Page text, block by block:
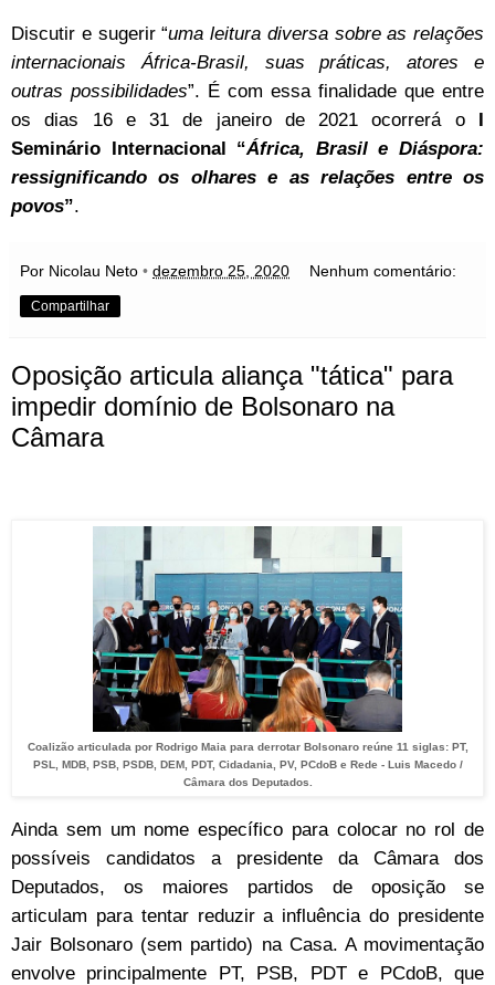
Discutir e sugerir “uma leitura diversa sobre as relações
internacionais África-Brasil, suas práticas, atores e
outras possibilidades”. É com essa finalidade que entre
os dias 16 e 31 de janeiro de 2021 ocorrerá o I
Seminário Internacional “África, Brasil e Diáspora:
ressignificando os olhares e as relações entre os
povos”.
Por Nicolau Neto • dezembro 25, 2020 Nenhum comentário:
Compartilhar
Oposição articula aliança "tática" para
impedir domínio de Bolsonaro na
Câmara
Coalizão articulada por Rodrigo Maia para derrotar Bolsonaro reúne 11 siglas: PT,
PSL, MDB, PSB, PSDB, DEM, PDT, Cidadania, PV, PCdoB e Rede - Luis Macedo /
Câmara dos Deputados.
Ainda sem um nome específico para colocar no rol de
possíveis candidatos a presidente da Câmara dos
Deputados, os maiores partidos de oposição se
articulam para tentar reduzir a influência do presidente
Jair Bolsonaro (sem partido) na Casa. A movimentação
envolve principalmente PT, PSB, PDT e PCdoB, que